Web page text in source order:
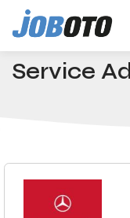
Skip to main content
Accueil Emplois
Service